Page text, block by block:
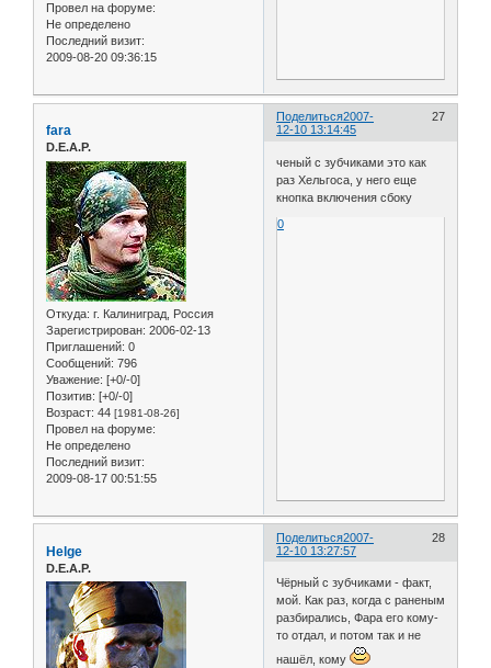
Провел на форуме:
Не определено
Последний визит:
2009-08-20 09:36:15
Поделиться 27
2007-
12-10 13:14:45
fara
D.E.A.P.
Откуда: г. Калиниград, Россия
Зарегистрирован: 2006-02-13
Приглашений: 0
Сообщений: 796
Уважение: [+0/-0]
Позитив: [+0/-0]
Возраст: 44 [1981-08-26]
Провел на форуме:
Не определено
Последний визит:
2009-08-17 00:51:55
ченый с зубчиками это как
раз Хельгоса, у него еще
кнопка включения сбоку
0
Поделиться 28
2007-
12-10 13:27:57
Helge
D.E.A.P.
Чёрный с зубчиками - факт,
мой. Как раз, когда с раненым
разбирались, Фара его кому-
то отдал, и потом так и не
нашёл, кому